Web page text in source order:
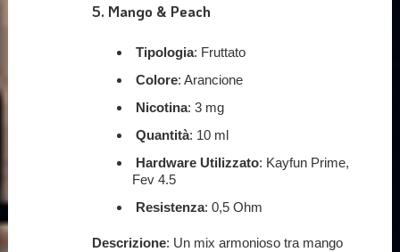
5. Mango & Peach
Tipologia: Fruttato
Colore: Arancione
Nicotina: 3 mg
Quantità: 10 ml
Hardware Utilizzato: Kayfun Prime,
Fev 4.5
Resistenza: 0,5 Ohm
Descrizione: Un mix armonioso tra mango